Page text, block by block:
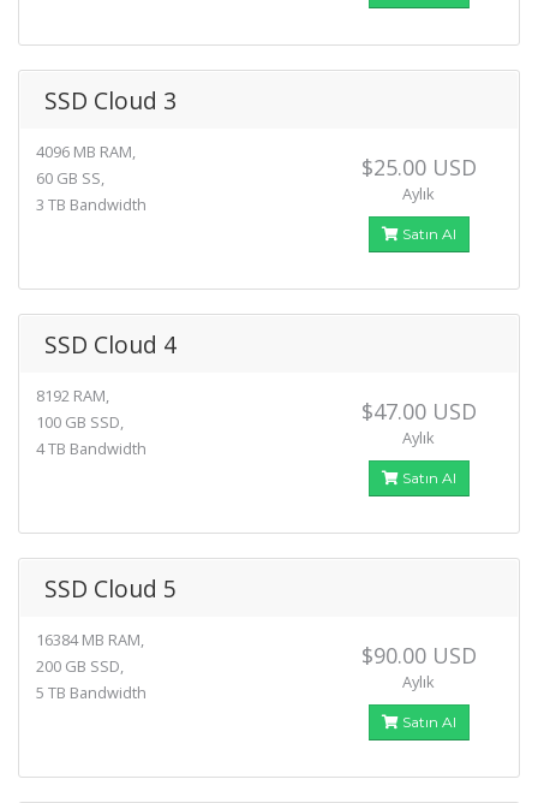
SSD Cloud 3
4096 MB RAM,
60 GB SS,
3 TB Bandwidth
$25.00 USD
Aylık
Satın Al
SSD Cloud 4
8192 RAM,
100 GB SSD,
4 TB Bandwidth
$47.00 USD
Aylık
Satın Al
SSD Cloud 5
16384 MB RAM,
200 GB SSD,
5 TB Bandwidth
$90.00 USD
Aylık
Satın Al